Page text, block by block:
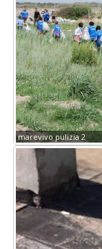
marevivo pulizia 2